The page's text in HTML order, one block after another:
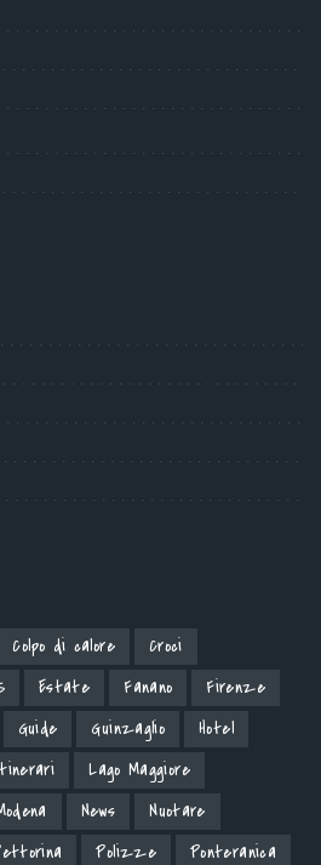
Colpo di calore
Croci
Estate Fanano
Firenze
Guide Guinzaglio
Hotel
Lago Maggiore
News
Nuotare
Polizze
Ponteranica